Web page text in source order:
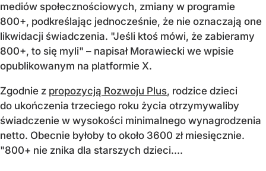
mediów społecznościowych, zmiany w programie
800+, podkreślając jednocześnie, że nie oznaczają one
likwidacji świadczenia. "Jeśli ktoś mówi, że zabieramy
800+, to się myli" – napisał Morawiecki we wpisie
opublikowanym na platformie X.
Zgodnie z propozycją Rozwoju Plus, rodzice dzieci
do ukończenia trzeciego roku życia otrzymywaliby
świadczenie w wysokości minimalnego wynagrodzenia
netto. Obecnie byłoby to około 3600 zł miesięcznie.
"800+ nie znika dla starszych dzieci....